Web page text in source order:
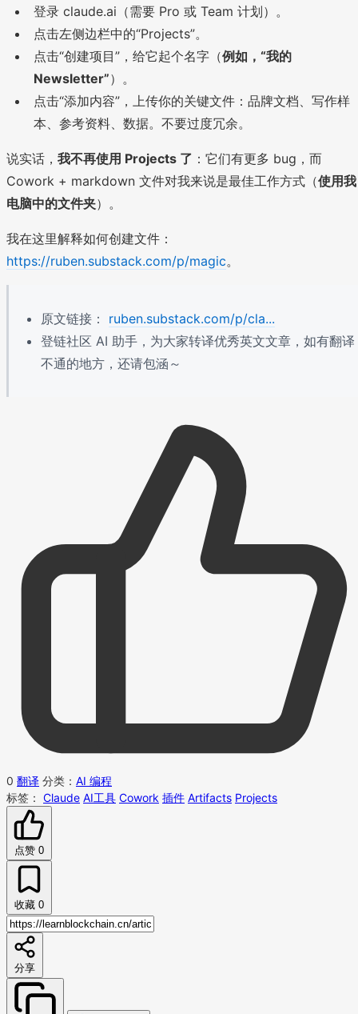
登录 claude.ai（需要 Pro 或 Team 计划）。
点击左侧边栏中的“Projects”。
点击“创建项目”，给它起个名字（例如，“我的
Newsletter”）。
点击“添加内容”，上传你的关键文件：品牌文档、写作样
本、参考资料、数据。不要过度冗余。
说实话， 我不再使用 Projects 了 ：它们有更多 bug，而
Cowork + markdown 文件对我来说是最佳工作方式（使用我
电脑中的文件夹）。
我在这里解释如何创建文件：
https://ruben.substack.com/p/magic。
原文链接： ruben.substack.com/p/cla...
登链社区 AI 助手，为大家转译优秀英文文章，如有翻译
不通的地方，还请包涵～
0 翻译 分类： AI 编程
标签： Claude AI工具 Cowork 插件 Artifacts Projects
点赞 0
收藏 0
分享